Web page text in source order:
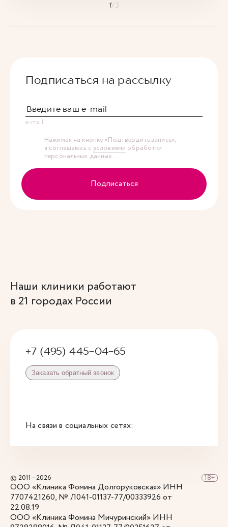
1/3
Подписаться на рассылку
e-mail
Нажимая на кнопку «Подтвердить запись»,
я соглашаюсь с условиями обработки
персональных данных
Подписаться
Наши клиники работают
в 21 городах России
+7 (495) 445-04-65
Заказать обратный звонок
На связи в социальных сетях:
© 2011—2026
ООО «Клиника Фомина Долгоруковская» ИНН
7707421260, № Л041-01137-77/00333926 от
22.08.19
ООО «Клиника Фомина Мичуринский» ИНН